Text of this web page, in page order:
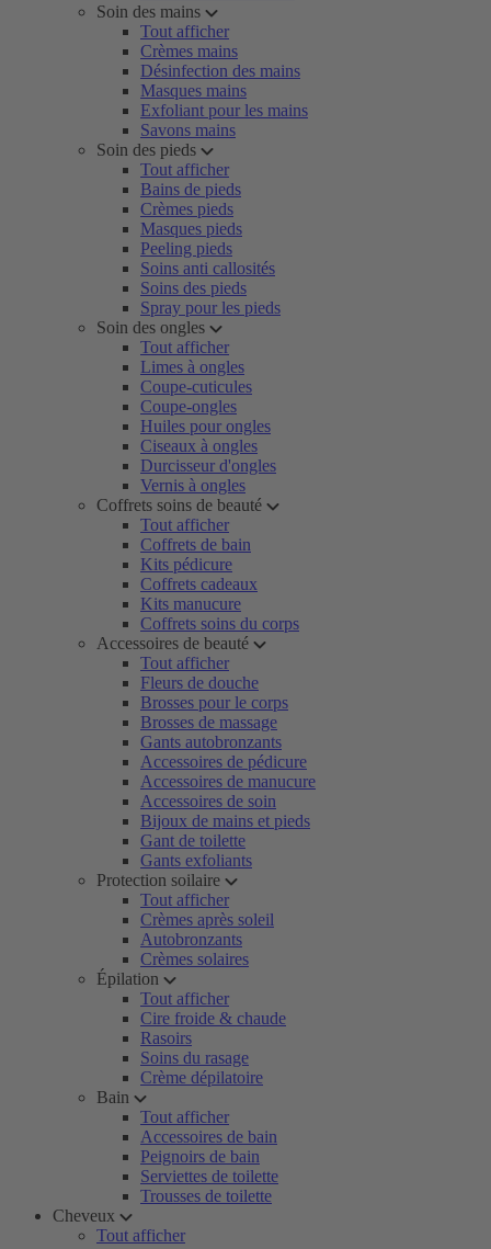
Soin des mains
Tout afficher
Crèmes mains
Désinfection des mains
Masques mains
Exfoliant pour les mains
Savons mains
Soin des pieds
Tout afficher
Bains de pieds
Crèmes pieds
Masques pieds
Peeling pieds
Soins anti callosités
Soins des pieds
Spray pour les pieds
Soin des ongles
Tout afficher
Limes à ongles
Coupe-cuticules
Coupe-ongles
Huiles pour ongles
Ciseaux à ongles
Durcisseur d'ongles
Vernis à ongles
Coffrets soins de beauté
Tout afficher
Coffrets de bain
Kits pédicure
Coffrets cadeaux
Kits manucure
Coffrets soins du corps
Accessoires de beauté
Tout afficher
Fleurs de douche
Brosses pour le corps
Brosses de massage
Gants autobronzants
Accessoires de pédicure
Accessoires de manucure
Accessoires de soin
Bijoux de mains et pieds
Gant de toilette
Gants exfoliants
Protection soilaire
Tout afficher
Crèmes après soleil
Autobronzants
Crèmes solaires
Épilation
Tout afficher
Cire froide & chaude
Rasoirs
Soins du rasage
Crème dépilatoire
Bain
Tout afficher
Accessoires de bain
Peignoirs de bain
Serviettes de toilette
Trousses de toilette
Cheveux
Tout afficher